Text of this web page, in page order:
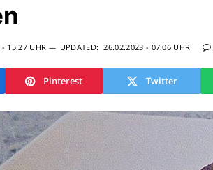
15:27 UHR UPDATED: 26.02.2023 - 07:06 UHR
Pinterest Twitter